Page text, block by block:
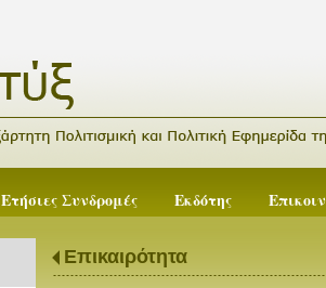
Ετήσιες Συνδρομές Εκδότης
Επικαιρότητα